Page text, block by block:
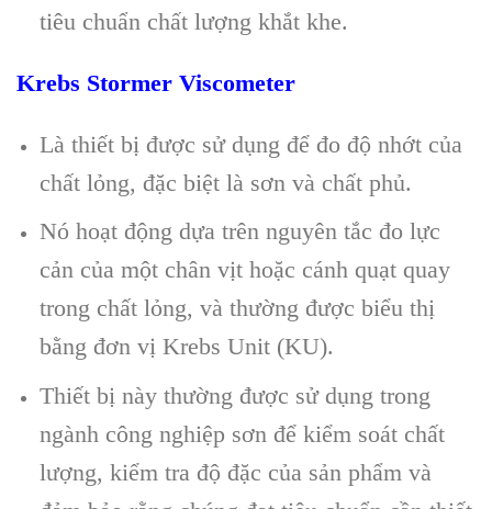
tiêu chuẩn chất lượng khắt khe.
Krebs Stormer Viscometer
Là thiết bị được sử dụng để đo độ nhớt của
chất lỏng, đặc biệt là sơn và chất phủ.
Nó hoạt động dựa trên nguyên tắc đo lực
cản của một chân vịt hoặc cánh quạt quay
trong chất lỏng, và thường được biểu thị
bằng đơn vị Krebs Unit (KU).
Thiết bị này thường được sử dụng trong
ngành công nghiệp sơn để kiểm soát chất
lượng, kiểm tra độ đặc của sản phẩm và